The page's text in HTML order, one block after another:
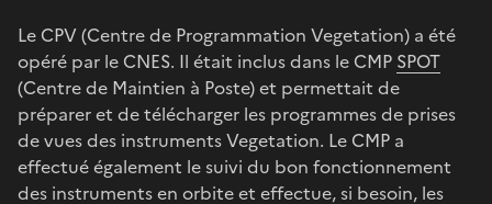
Le CPV (Centre de Programmation Vegetation) a été
opéré par le CNES. Il était inclus dans le CMP SPOT
(Centre de Maintien à Poste) et permettait de
préparer et de télécharger les programmes de prises
de vues des instruments Vegetation. Le CMP a
effectué également le suivi du bon fonctionnement
des instruments en orbite et effectue, si besoin, les